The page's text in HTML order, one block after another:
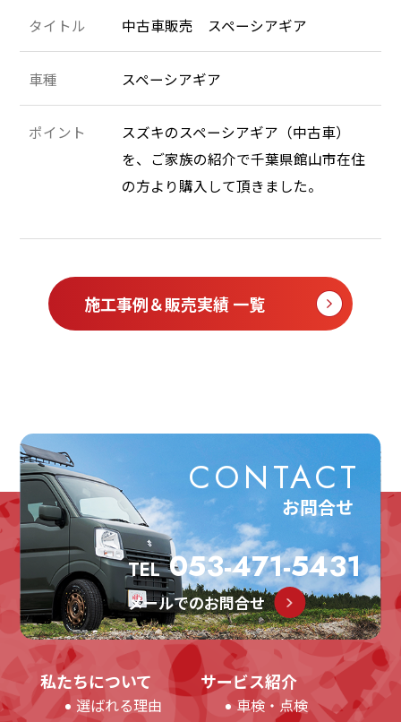
タイトル 中古車販売 スペーシアギア
車種 スペーシアギア
ポイント
スズキのスペーシアギア（中古車）
を、ご家族の紹介で千葉県館山市在住
の方より購入して頂きました。
施工事例＆販売実績 一覧
CONTACT
お問合せ
TEL053-471-5431
メールでのお問合せ
私たちについて
選ばれる理由
サービス紹介
車検・点検